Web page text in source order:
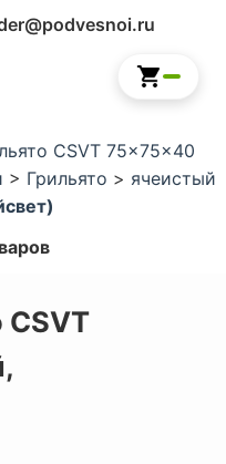
CSVT 75x75x40
> Грильято > ячеистый
CSVT